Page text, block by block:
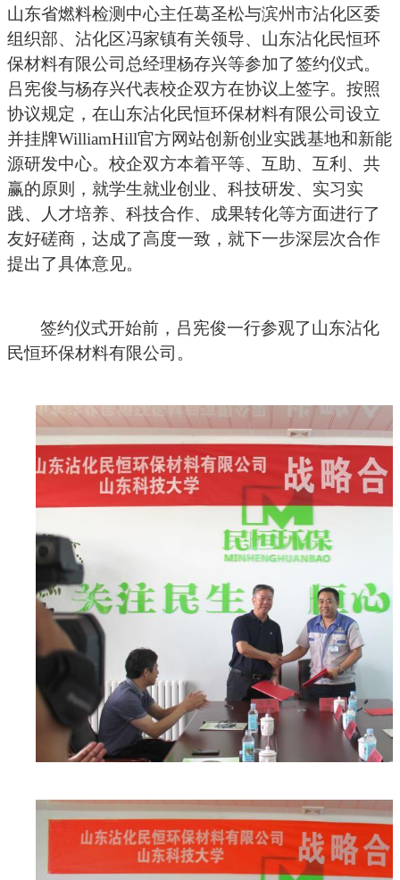
山东省燃料检测中心主任葛圣松与滨州市沾化区委
组织部、沾化区冯家镇有关领导、 山东沾化民恒环
保材料有限公司总经理杨存兴等参加了签约仪式。
吕宪俊与杨存兴代表校企双方在协议上签字。按照
协议规定，在山东沾化民恒环保材料有限公司设立
并挂牌WilliamHill官方网站创新创业实践基地和新能
源研发中心。校企双方本着平等、互助、互利、共
赢的原则，就学生就业创业、科技研发、实习实
践、人才培养、科技合作、成果转化等方面进行了
友好磋商，达成了高度一致，就下一步深层次合作
提出了具体意见。
签约仪式开始前，吕宪俊一行参观了山东沾化
民恒环保材料有限公司。